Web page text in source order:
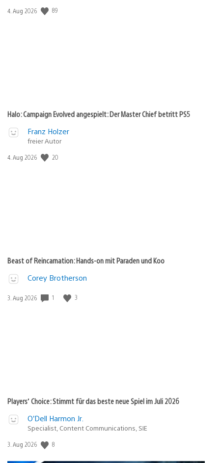
Veröffentlichungsdatum:
4. Aug 2026 89
Halo: Campaign Evolved angespielt: Der Master Chief betritt PS5
Franz Holzer
freier Autor
Veröffentlichungsdatum:
4. Aug 2026 20
Beast of Reincarnation: Hands-on mit Paraden und Koo
Corey Brotherson
Veröffentlichungsdatum:
3. Aug 2026 1 3
Players’ Choice: Stimmt für das beste neue Spiel im Juli 2026
O’Dell Harmon Jr.
Specialist, Content Communications, SIE
Veröffentlichungsdatum:
3. Aug 2026 8